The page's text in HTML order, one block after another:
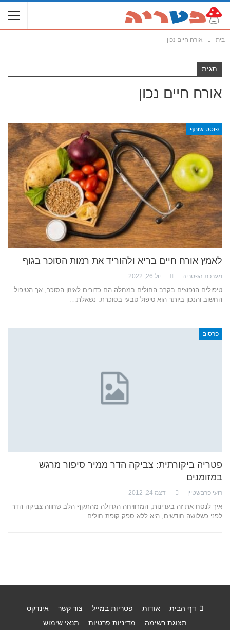
בית אורח חיים נכון
תגית
אורח חיים נכון
פוסט שותף
לאמץ אורח חיים בריא ולהוריד את רמות הסוכר בגוף
מערכת הפטריה יול 26, 2022
טיפולים הנפוצים בקרב החולים במחלה הם כדורים לאיזון הסוכר, אך הטיפול
החשוב והנכון ביותר הוא טיפול טבעי בסוכרת. נשאלת…
פרסום
פטריה ביקורתית: צביקה הדר ממיר סיפור מרגש
במזומנים
רועי פרבשטיין דצמ 24, 2012
איך לנסח את זה בעדינות, המרוויחה הגדולה מהתקף הלב שחווה צביקה הדר
לפני כשלושה חודשים, היא ללא ספק קופת חולים…
דף הבית אודות פטריות במייל צור קשר
אינדקס
תצוגת רשימה
מדיניות פרטיות
תנאי שימוש